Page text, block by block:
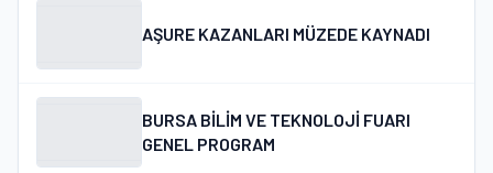
AŞURE KAZANLARI MÜZEDE KAYNADI
BURSA BİLİM VE TEKNOLOJİ FUARI
GENEL PROGRAM